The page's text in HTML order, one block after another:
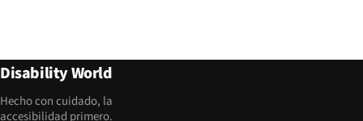
Disability World
Hecho con cuidado, la
accesibilidad primero.